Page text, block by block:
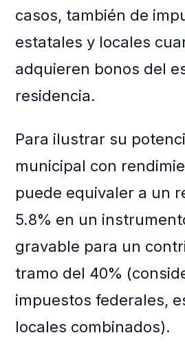
casos, también de
estatales y locales
adquieren bonos del
residencia.
Para ilustrar su
municipal con
puede equivaler a un
5.8% en un
gravable para un
tramo del 40%
impuestos federales,
locales combinados).